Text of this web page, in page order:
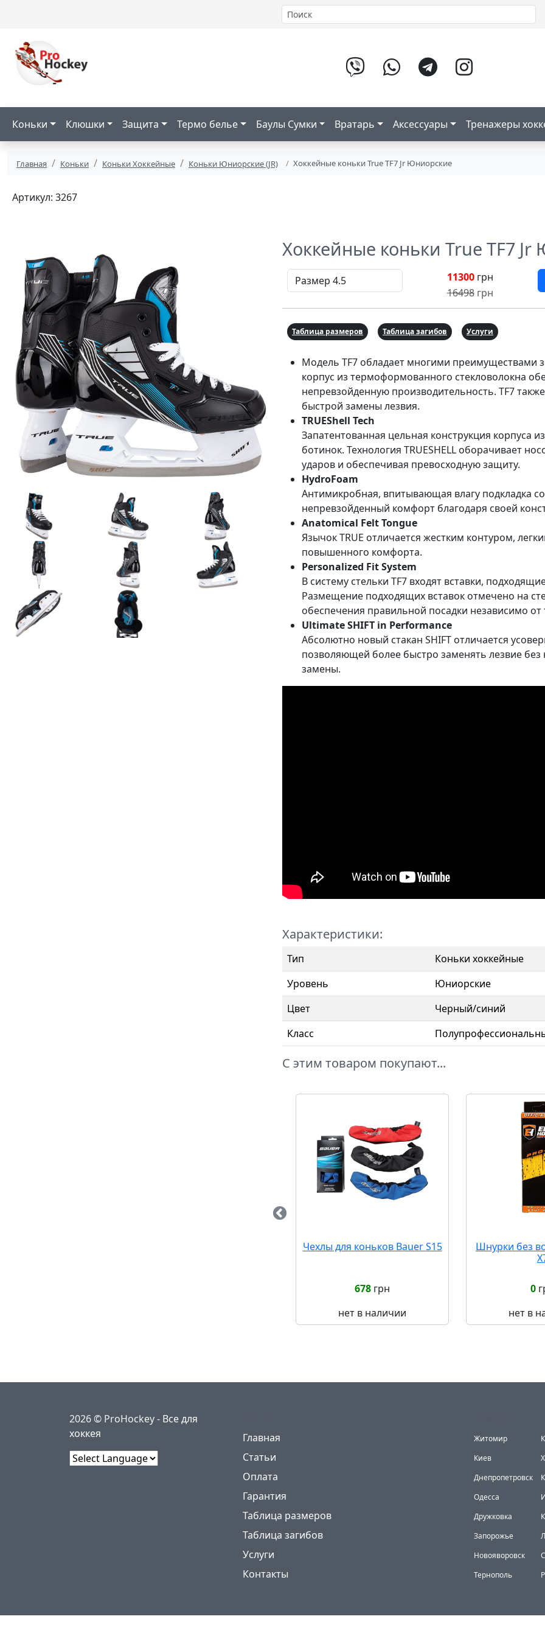
Коньки Клюшки Защита Термо белье Баулы Сумки Вратарь Аксессуары Тренажеры
Главная Коньки Коньки Хоккейные Коньки Юниорские (JR) Хоккейные коньки True TF7 Jr Юниорские
Артикул: 3267
Хоккейные коньки True TF7
11300 грн
16498грн
Таблица размеров Таблица загибов Услуги
Модель TF7 обладает многими преимуществами
корпус из термоформованного стекловолокна
непревзойденную производительность. TF7
быстрой замены лезвия.
TRUEShell Tech
Запатентованная цельная конструкция корпуса
ботинок. Технология TRUESHELL оборачивает
ударов и обеспечивая превосходную защиту.
HydroFoam
Антимикробная, впитывающая влагу подкладка
непревзойденный комфорт благодаря своей
Anatomical Felt Tongue
Язычок TRUE отличается жестким контуром,
повышенного комфорта.
Personalized Fit System
В систему стельки TF7 входят вставки,
Размещение подходящих вставок отмечено на
обеспечения правильной посадки независимо
Ultimate SHIFT in Performance
Абсолютно новый стакан SHIFT отличается
позволяющей более быстро заменять лезвие
замены.
Характеристики:
Тип
Коньки хоккейные
Уровень
Юниорские
Цвет
Черный/синий
Класс
С этим товаром покупают...
Чехлы для коньков Bauer S15
678 грн
нет в наличии
Шнурки без
0
нет в
2026 © ProHockey - Все для
хоккея
Главная
Статьи
Оплата
Гарантия
Таблица размеров
Таблица загибов
Услуги
Контакты
Житомир
Киев
Днепропетровск
Одесса
Дружковка
Запорожье
Новояворовск
Тернополь